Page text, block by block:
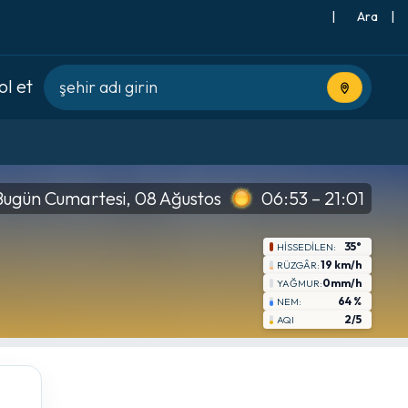
| |
et Mevcut
Cumartesi, 08 Ağustos 06:53 – 21:01
HISSEDILEN: 35°
RÜZGÂR:19 km/h
YAĞMUR:0mm/h
NEM: 64 %
AQI 2/5